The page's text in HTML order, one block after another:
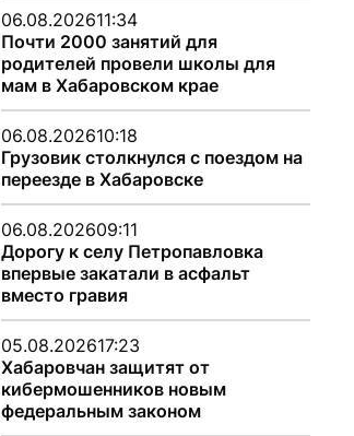
06.08.202611:34
Почти 2000 занятий для
родителей провели школы для
мам в Хабаровском крае
06.08.202610:18
Грузовик столкнулся с поездом на
переезде в Хабаровске
06.08.202609:11
Дорогу к селу Петропавловка
впервые закатали в асфальт
вместо гравия
05.08.202617:23
Хабаровчан защитят от
кибермошенников новым
федеральным законом